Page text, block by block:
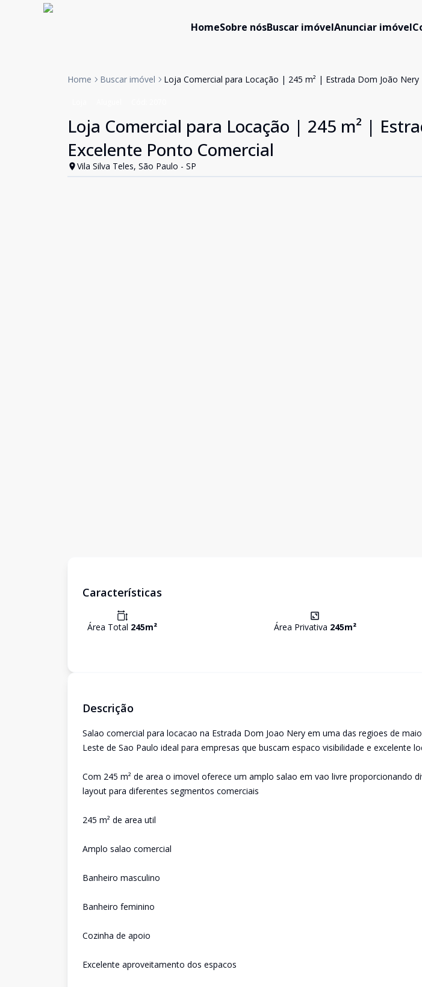
HomeSobre nósBuscar imóvelAnunciar imóvel
Home Buscar imóvel Loja Comercial para Locação | 245 m² | Estrada Dom João
Loja Comercial para Locação | 245 m² |
Excelente Ponto Comercial
Vila Silva Teles, São Paulo - SP
Características
Área Total 245m² Área Privativa 245m²
Descrição
Salao comercial para locacao na Estrada Dom Joao Nery em uma das regioes de
Leste de Sao Paulo ideal para empresas que buscam espaco visibilidade e excelente
Com 245 m² de area o imovel oferece um amplo salao em vao livre proporcionando
layout para diferentes segmentos comerciais
245 m² de area util
Amplo salao comercial
Banheiro masculino
Banheiro feminino
Cozinha de apoio
Excelente aproveitamento dos espacos